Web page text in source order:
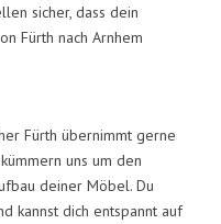
sicher, dass dein
Fürth nach Arnhem
Fürth übernimmt gerne
uns um den
deiner Möbel. Du
kannst dich entspannt auf